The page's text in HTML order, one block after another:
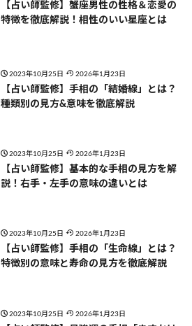
【占い師監修】蟹座男性の性格＆恋愛の
特徴を徹底解説！相性のいい星座とは
2023年10月25日 2026年1月23日
【占い師監修】手相の「結婚線」とは？
種類別の見方&意味を徹底解説
2023年10月25日 2026年1月23日
【占い師監修】基本的な手相の見方を解
説！右手・左手の意味の違いとは
2023年10月25日 2026年1月23日
【占い師監修】手相の「生命線」とは？
特徴別の意味と寿命の見方を徹底解説
2023年10月25日 2026年1月23日